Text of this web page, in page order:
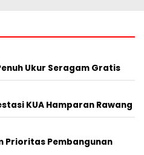
Ukur Seragam Gratis
KUA Hamparan Rawang
Prioritas Pembangunan